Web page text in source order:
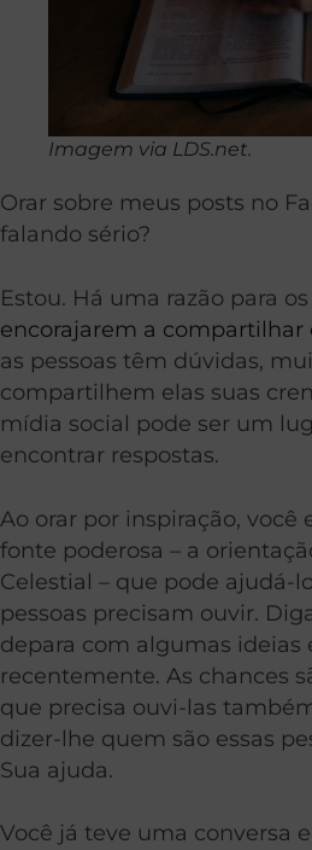
Imagem via LDS.net.
Orar sobre meus posts no
falando sério?
Estou. Há uma razão para os
encorajarem a compartilhar
as pessoas têm dúvidas,
compartilhem elas suas
mídia social pode ser um
encontrar respostas.
Ao orar por inspiração, você
fonte poderosa – a
Celestial – que pode ajudá-
pessoas precisam ouvir.
depara com algumas ideias
recentemente. As chances
que precisa ouvi-las
dizer-lhe quem são essas
Sua ajuda.
Você já teve uma conversa